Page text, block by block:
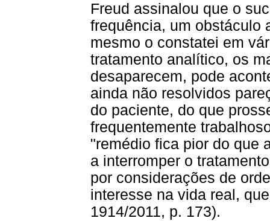
Freud assinalou que o
frequência, um obstáculo
mesmo o constatei em
tratamento analítico, os
desaparecem, pode
ainda não resolvidos
do paciente, do que
frequentemente
"remédio fica pior do que
a interromper o
por considerações de
interesse na vida real,
1914/2011, p. 173).